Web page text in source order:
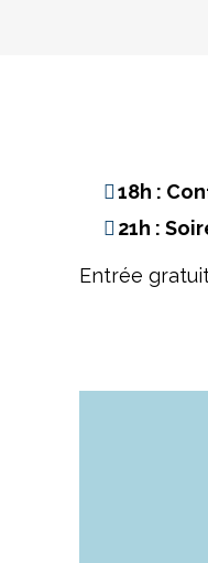
18h :
21h :
Entrée